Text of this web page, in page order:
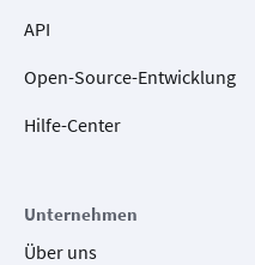
API
Open-Source-Entwicklung
Hilfe-Center
Unternehmen
Über uns